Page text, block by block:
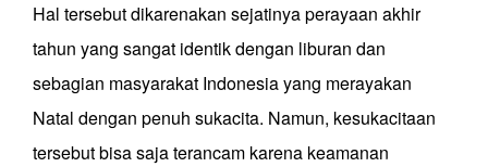
Hal tersebut dikarenakan sejatinya perayaan akhir
tahun yang sangat identik dengan liburan dan
sebagian masyarakat Indonesia yang merayakan
Natal dengan penuh sukacita. Namun, kesukacitaan
tersebut bisa saja terancam karena keamanan